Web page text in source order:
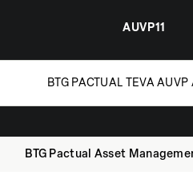
AUVP11
BTG PACTUAL TEVA
BTG Pactual Asset